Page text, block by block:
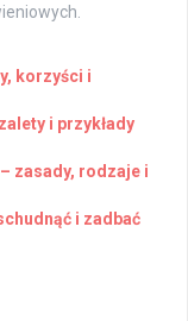
korzyści i
i przykłady
zasady, rodzaje i
i zadbać